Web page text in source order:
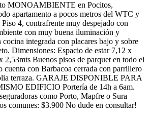
MONOAMBIENTE en Pocitos,
apartamento a pocos metros del WTC y
4, contrafrente muy despejado con
con muy buena iluminación y
integrada con placares bajo y sobre
Dimensiones: Espacio de estar 7,12 x
2,53mts Buenos pisos de parquet en todo el
cuenta con Barbacoa cerrada con parrillero
terraza. GARAJE DISPONIBLE PARA
EDIFICIO Portería de 14h a 6am.
como Porto, Mapfre o Sura
comunes: $3.900 No dude en consultar!